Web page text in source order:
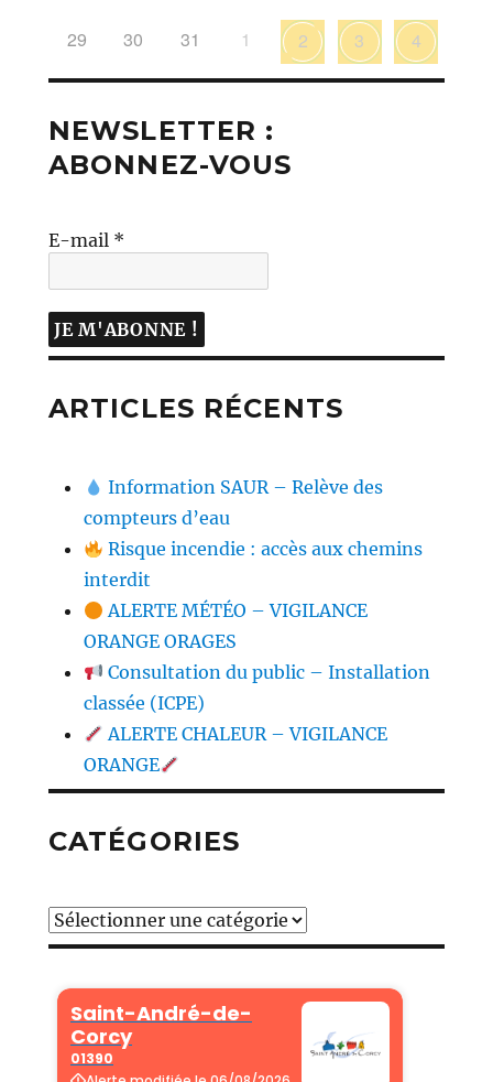
29 30 31 1 2 3 4
NEWSLETTER :
ABONNEZ-VOUS
E-mail *
ARTICLES RÉCENTS
Information SAUR – Relève des
compteurs d’eau
Risque incendie : accès aux chemins
interdit
ALERTE MÉTÉO – VIGILANCE
ORANGE ORAGES
Consultation du public – Installation
classée (ICPE)
ALERTE CHALEUR – VIGILANCE
ORANGE
CATÉGORIES
Catégories